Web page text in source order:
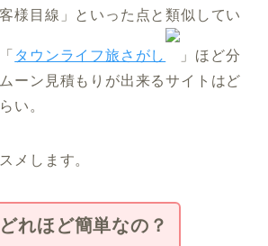
様目線」といった点と類似してい
タウンライフ旅さがし
」ほど分
ーン見積もりが出来るサイトはど
い。
メします。
れほど簡単なの？